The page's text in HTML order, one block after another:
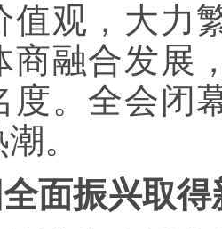
值观，大力
商融合发展
度。全会闭
。
面振兴取